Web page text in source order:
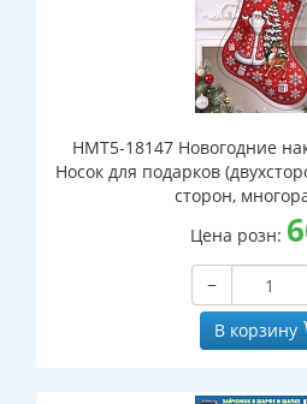
НМТ5-18147 Новогодние
Носок для подарков
сторон,
Цена розн:
−
В корзину